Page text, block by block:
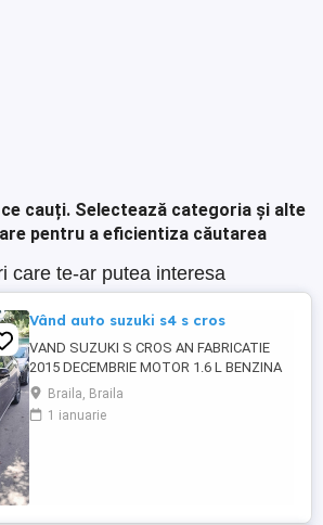
cauți. Selectează categoria și alte
pentru a eficientiza căutarea
care te-ar putea interesa
Vând auto suzuki s4 s cros
VAND SUZUKI S CROS AN FABRICATIE
2015 DECEMBRIE MOTOR 1.6 L BENZINA
TACTIUNE INTEGRALA 4 MODURI DE
CONDUS UNIC PROPRIETAR CULOARE
MARO SEZORI FATA SPATE CAMERA
Braila, Braila
1 ianuarie